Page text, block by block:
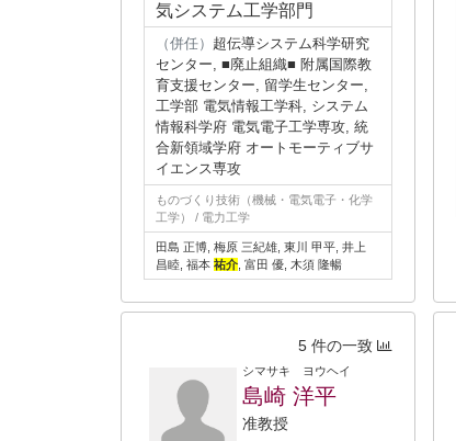
気システム工学部門
（併任） 超伝導システム科学研究
センター, ■廃止組織■ 附属国際教
育支援センター, 留学生センター,
工学部 電気情報工学科, システム
情報科学府 電気電子工学専攻, 統
合新領域学府 オートモーティブサ
イエンス専攻
ものづくり技術（機械・電気電子・化学
工学） / 電力工学
田島 正博, 梅原 三紀雄, 東川 甲平, 井上
昌睦, 福本 祐介 , 富田 優, 木須 隆暢
5 件の一致
シマサキ ヨウヘイ
島崎 洋平
准教授